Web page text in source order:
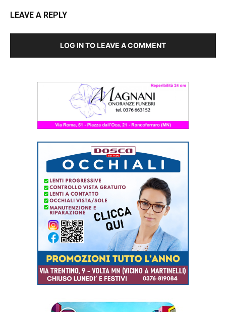
LEAVE A REPLY
LOG IN TO LEAVE A COMMENT